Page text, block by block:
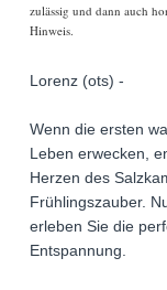
zulässig und dann auch
Hinweis.
Lorenz (ots) -
Wenn die ersten
Leben erwecken,
Herzen des
Frühlingszauber.
erleben Sie die
Entspannung.